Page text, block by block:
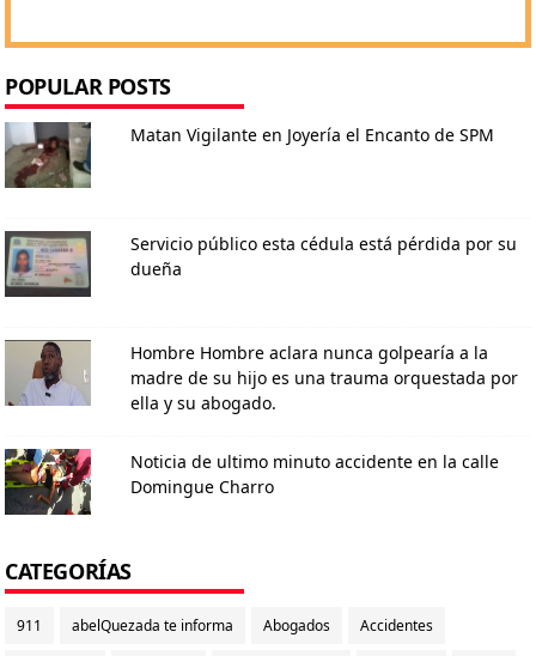
POPULAR POSTS
Matan Vigilante en Joyería el Encanto de SPM
Servicio público esta cédula está pérdida por su
dueña
Hombre Hombre aclara nunca golpearía a la
madre de su hijo es una trauma orquestada por
ella y su abogado.
Noticia de ultimo minuto accidente en la calle
Domingue Charro
CATEGORÍAS
911 abelQuezada te informa Abogados Accidentes